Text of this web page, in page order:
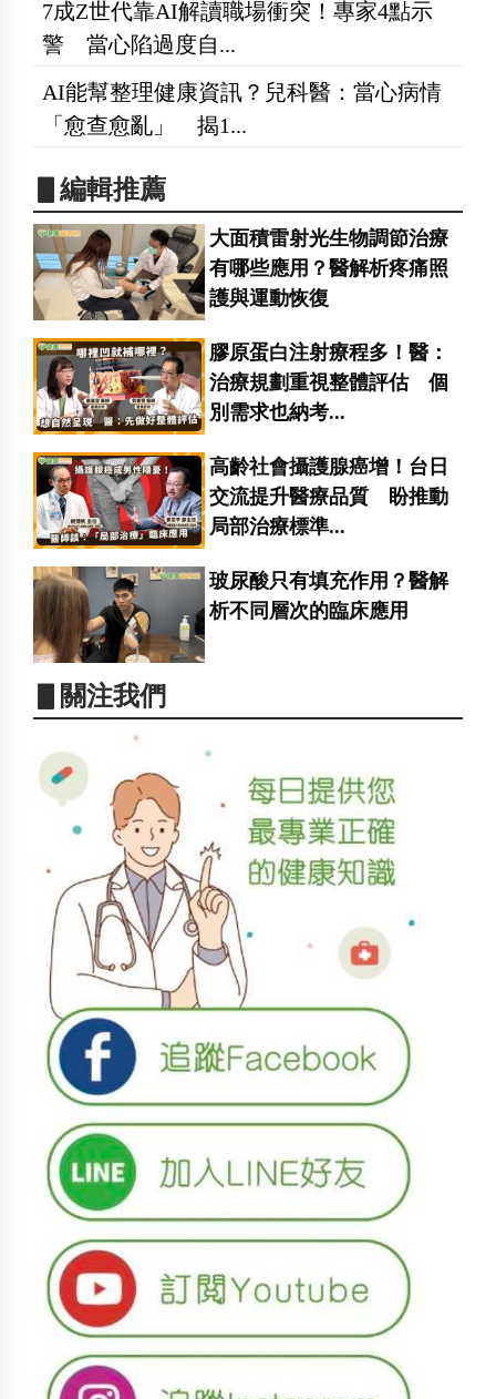
7成Z世代靠AI解讀職場衝突！專家4點示
警 當心陷過度自...
AI能幫整理健康資訊？兒科醫：當心病情
「愈查愈亂」 揭1...
▋編輯推薦
大面積雷射光生物調節治療
有哪些應用？醫解析疼痛照
護與運動恢復
膠原蛋白注射療程多！醫：
治療規劃重視整體評估 個
別需求也納考...
高齡社會攝護腺癌增！台日
交流提升醫療品質 盼推動
局部治療標準...
玻尿酸只有填充作用？醫解
析不同層次的臨床應用
▋關注我們